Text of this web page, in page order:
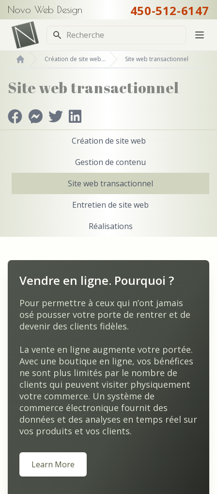
Novo Web Design 450-512-6147
Recherche
Création de site web... Site web transactionnel
Site web transactionnel
Création de site web
Gestion de contenu
Site web transactionnel
Entretien de site web
Réalisations
Vendre en ligne. Pourquoi ?
Pour permettre à ceux qui n’ont jamais
osé pousser votre porte de rentrer et de
devenir des clients fidèles.
La vente en ligne augmente votre portée.
Avec une boutique en ligne, vos bénéfices
ne sont plus limités par le nombre de
clients qui peuvent visiter physiquement
votre commerce. Un système de
commerce électronique fournit des
données et des analyses en temps réel sur
vos produits et vos clients.
Learn More